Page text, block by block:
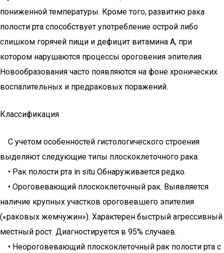
пониженной температуры. Кроме того, развитию рака
полости рта способствует употребление острой либо
слишком горячей пищи и дефицит витамина А, при
котором нарушаются процессы ороговения эпителия.
Новообразования часто появляются на фоне хронических
воспалительных и предраковых поражений.
Классификация
С учетом особенностей гистологического строения
выделяют следующие типы плоскоклеточного рака:
• Рак полости рта in situ Обнаруживается редко.
• Ороговевающий плоскоклеточный рак. Выявляется
наличие крупных участков ороговевшего эпителия
(«раковых жемчужин»). Характерен быстрый агрессивный
местный рост. Диагностируется в 95% случаев.
• Неороговевающий плоскоклеточный рак полости рта с